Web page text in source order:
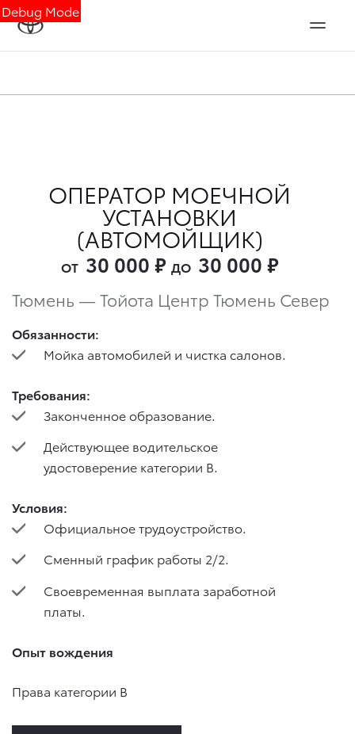
Debug Mode
ОПЕРАТОР МОЕЧНОЙ
УСТАНОВКИ
(АВТОМОЙЩИК)
ОТ 30 000 ₽ ДО 30 000 ₽
Тюмень — Тойота Центр Тюмень Север
Обязанности:
Мойка автомобилей и чистка салонов.
Требования:
Законченное образование.
Действующее водительское
удостоверение категории В.
Условия:
Официальное трудоустройство.
Сменный график работы 2/2.
Своевременная выплата заработной
платы.
Опыт вождения
Права категории B